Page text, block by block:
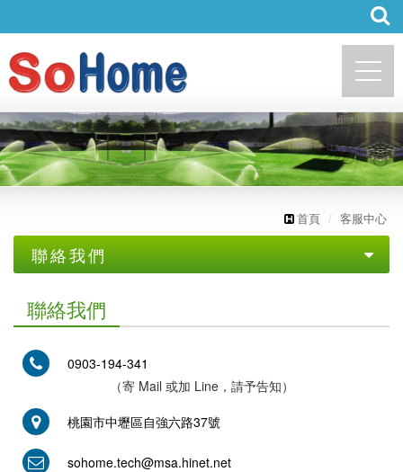
http://sohome.com.tw
首頁 客服中心
聯絡我們
聯絡我們
0903-194-341
（寄 Mail 或加 Line，請予告知）
桃園市中壢區自強六路37號
sohome.tech@msa.hinet.net